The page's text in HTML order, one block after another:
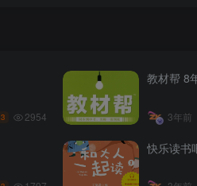
3 2954
教材帮 8
3年前
快乐读书